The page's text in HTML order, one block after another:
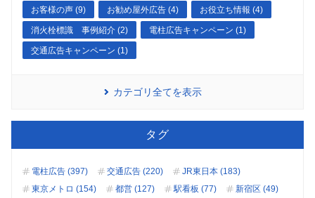
お客様の声 (9) お勧め屋外広告 (4) お役立ち情報 (4)
消火栓標識 事例紹介 (2) 電柱広告キャンペーン (1)
交通広告キャンペーン (1)
カテゴリ全てを表示
タグ
電柱広告 (397) 交通広告 (220)
JR東日本 (183)
東京メトロ (154)
都営 (127) 駅看板 (77)
新宿区 (49)